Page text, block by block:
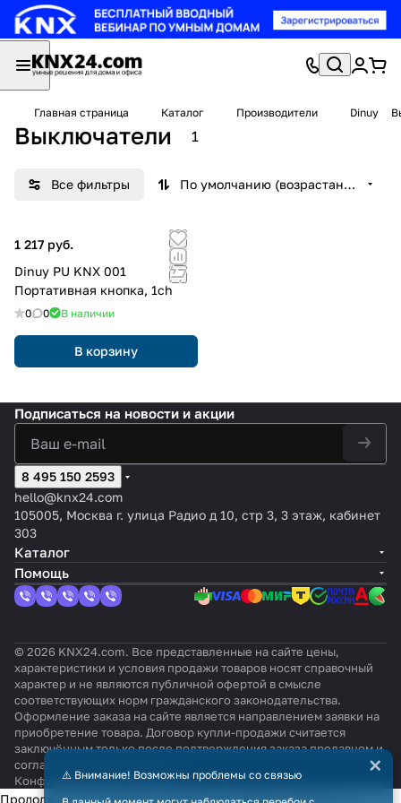
Главная страница Каталог Производители Dinuy
Выключатели 1
Все фильтры По умолчанию (возрастание)
1 217 руб.
Dinuy PU KNX 001
Портативная кнопка, 1ch
0 0 В наличии
В корзину
Подписаться на новости и акции
8 495 150 2593
hello@knx24.com
105005, Москва г. улица Радио д 10, стр 3, 3 этаж, кабинет
303
Каталог
Помощь
© 2026 KNX24.com. Все представленные на сайте цены,
характеристики и условия продажи товаров носят справочный
характер и не являются публичной офертой в смысле
соответствующих норм гражданского законодательства.
Оформление заказа на сайте является направлением заявки на
приобретение товара. Договор купли-продажи считается
заключённым только после подтверждения заказа продавцом и
согласования всех условий.
КонфиденциальностьОферта
⚠️ Внимание! Возможны проблемы со связью
×
Продолжая использовать наш сайт, вы даёте согласие на